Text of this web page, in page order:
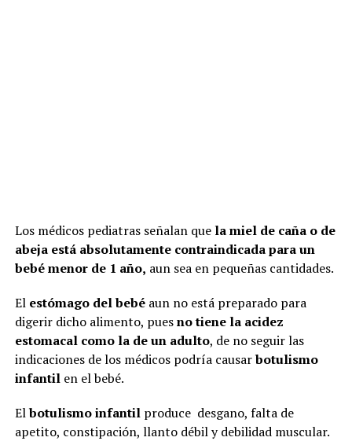
Los médicos pediatras señalan que la miel de caña o de
abeja está absolutamente contraindicada para un
bebé menor de 1 año, aun sea en pequeñas cantidades.
El estómago del bebéaun no está preparado para
digerir dicho alimento, puesno tiene la acidez
estomacal como la de un adulto, de no seguir las
indicaciones de los médicos podría causarbotulismo
infantilen el bebé.
Elbotulismo infantilproduce desgano, falta de
apetito, constipación, llanto débil y debilidad muscular.